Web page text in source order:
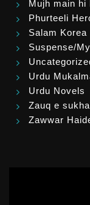
Mujh main hi
Phurteeli
Salam Korea
Suspense/
Urdu
Urdu Novels
Zauq e
Zawwar